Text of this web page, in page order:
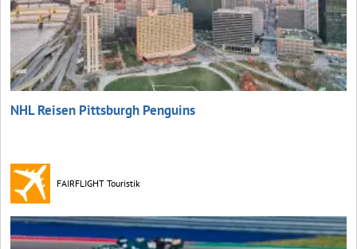
NHL Reisen Pittsburgh Penguins
FAIRFLIGHT Touristik